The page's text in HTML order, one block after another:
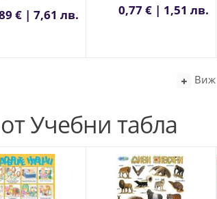
€ | 7,61 лв. 0,77 € | 1,51 лв.
Виж
Учебни табла